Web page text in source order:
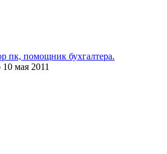
пк, помощник бухгалтера.
10 мая 2011